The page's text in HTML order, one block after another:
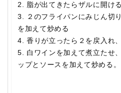
2. 脂が出てきたらザルに開ける
3. ２のフライパンにみじん切
を加えて炒める
4. 香りが立ったら２を戻入れ
5. 白ワインを加えて煮立たせ
ップとソースを加えて炒める。